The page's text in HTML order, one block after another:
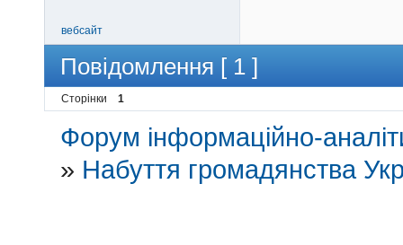
вебсайт
Повідомлення [ 1 ]
Сторінки 1
Форум інформаційно-
» Набуття громадянства